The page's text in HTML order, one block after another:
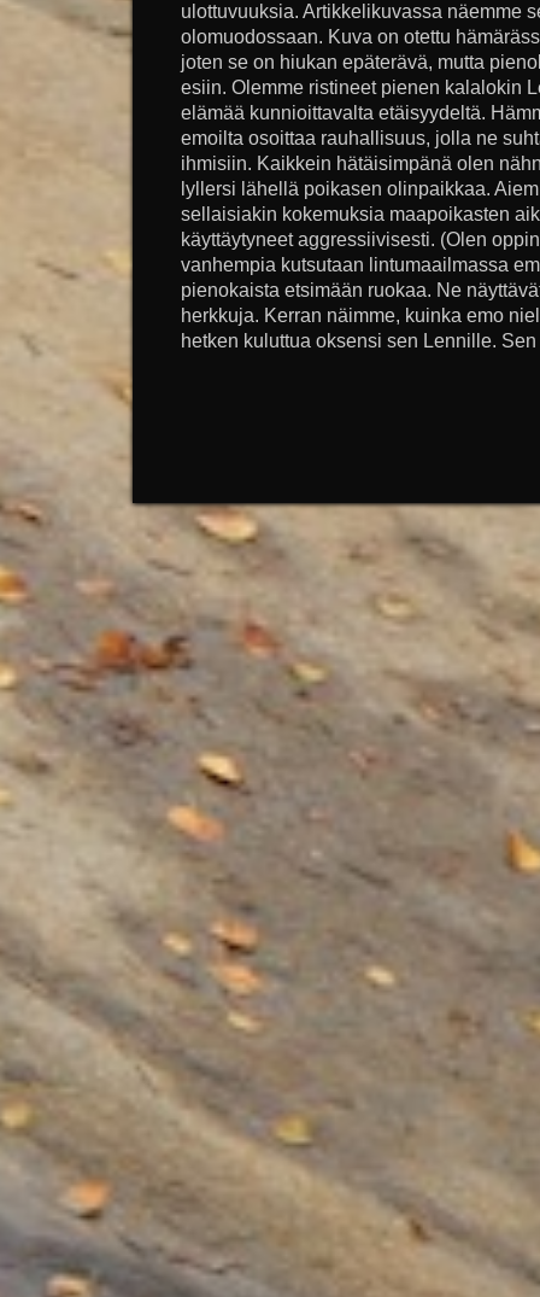
ulottuvuuksia. Artikkelikuvassa näemme
olomuodossaan. Kuva on otettu
joten se on hiukan epäterävä, mutta
esiin. Olemme ristineet pienen kalalokin
elämää kunnioittavalta etäisyydeltä.
emoilta osoittaa rauhallisuus, jolla ne
ihmisiin. Kaikkein hätäisimpänä olen
lyllersi lähellä poikasen olinpaikkaa.
sellaisiakin kokemuksia maapoikasten
käyttäytyneet aggressiivisesti. (Olen
vanhempia kutsutaan lintumaailmassa
pienokaista etsimään ruokaa. Ne
herkkuja. Kerran näimme, kuinka emo
hetken kuluttua oksensi sen Lennille.